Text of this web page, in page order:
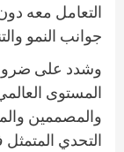
التعامل معه
جوانب النمو
وشدد على
المستوى
والمصممين
التحدي